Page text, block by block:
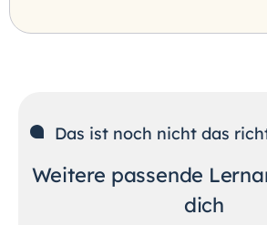
Das ist noch nicht das
Weitere passende
dich